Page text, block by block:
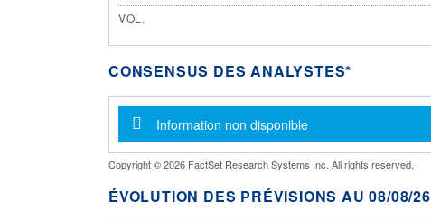
VOL.
CONSENSUS DES ANALYSTES*
Message d'information
Information non disponible
Copyright © 2026 FactSet Research Systems Inc. All rights reserved.
ÉVOLUTION DES PRÉVISIONS AU 08/08/26